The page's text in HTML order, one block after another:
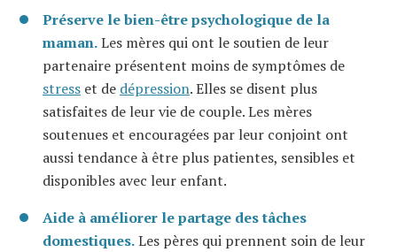
Préserve le bien-être psychologique de la
maman.Les mères qui ont le soutien de leur
partenaire présentent moins de symptômes de
stress et de dépression. Elles se disent plus
satisfaites de leur vie de couple. Les mères
soutenues et encouragées par leur conjoint ont
aussi tendance à être plus patientes, sensibles et
disponibles avec leur enfant.
Aide à améliorer le partage des tâches
domestiques.Les pères qui prennent soin de leur